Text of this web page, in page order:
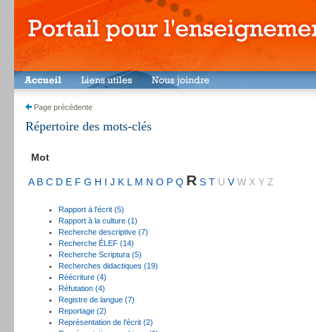
Page précédente
Répertoire des mots-clés
Mot
A B C D E F G H I J K L M N O P Q R S T U V W X Y Z
Rapport à l'écrit (5)
Rapport à la culture (1)
Recherche descriptive (7)
Recherche ÉLEF (14)
Recherche Scriptura (5)
Recherches didactiques (19)
Réécriture (4)
Réfutation (4)
Registre de langue (7)
Reportage (2)
Représentation de l'écrit (2)